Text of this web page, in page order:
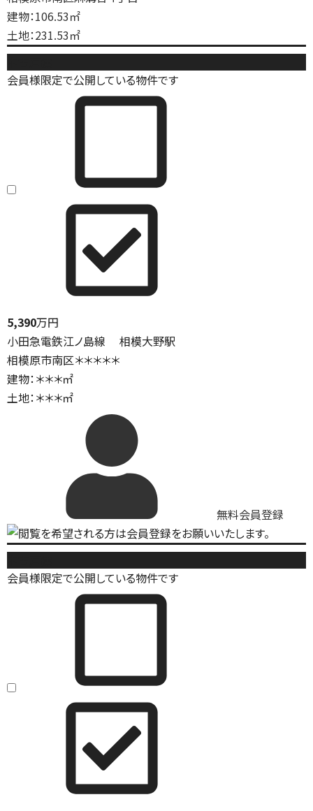
建物：106.53㎡
土地：231.53㎡
会員様限定で公開している物件です
5,390万円
小田急電鉄江ノ島線 相模大野駅
相模原市南区＊＊＊＊＊
建物：＊＊＊㎡
土地：＊＊＊㎡
無料会員登録
会員様限定で公開している物件です